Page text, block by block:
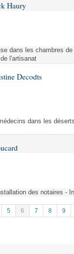
Haury
dans les chambres
l'artisanat
Decodts
dans les
des notaires -
5 6 7 8 9